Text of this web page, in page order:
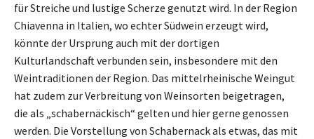
für Streiche und lustige Scherze genutzt wird. In der Region
Chiavenna in Italien, wo echter Südwein erzeugt wird,
könnte der Ursprung auch mit der dortigen
Kulturlandschaft verbunden sein, insbesondere mit den
Weintraditionen der Region. Das mittelrheinische Weingut
hat zudem zur Verbreitung von Weinsorten beigetragen,
die als „schabernäckisch“ gelten und hier gerne genossen
werden. Die Vorstellung von Schabernack als etwas, das mit